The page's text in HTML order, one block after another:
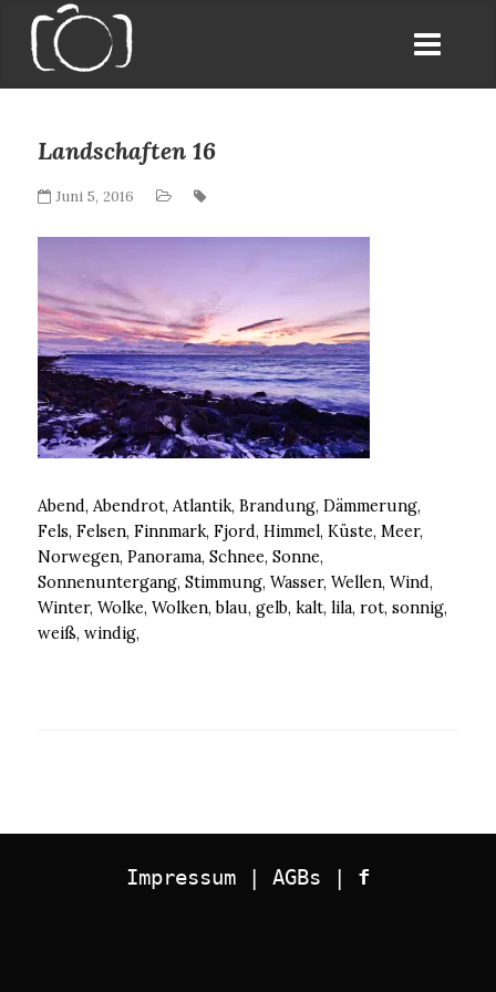
Landschaften 16
Juni 5, 2016
Abend, Abendrot, Atlantik, Brandung, Dämmerung,
Fels, Felsen, Finnmark, Fjord, Himmel, Küste, Meer,
Norwegen, Panorama, Schnee, Sonne,
Sonnenuntergang, Stimmung, Wasser, Wellen, Wind,
Winter, Wolke, Wolken, blau, gelb, kalt, lila, rot, sonnig,
weiß, windig,
Impressum AGBs